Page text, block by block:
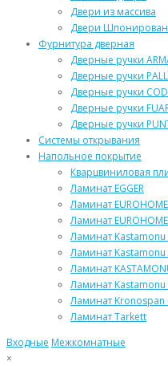
Двери из массива
Двери
Фурнитура дверная
Дверные ручки
Дверные ручки
Дверные ручки
Дверные ручки
Дверные ручки
Системы открывания
Напольное покрытие
Кварцвиниловая
Ламинат EGGER
Ламинат
Ламинат
Ламинат
Ламинат
Ламинат
Ламинат Kastamonu
Ламинат Kronospan
Ламинат Tarkett
Входные Межкомнатные
×